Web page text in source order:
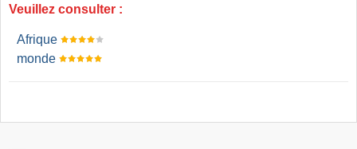
Veuillez consulter :
Afrique
monde